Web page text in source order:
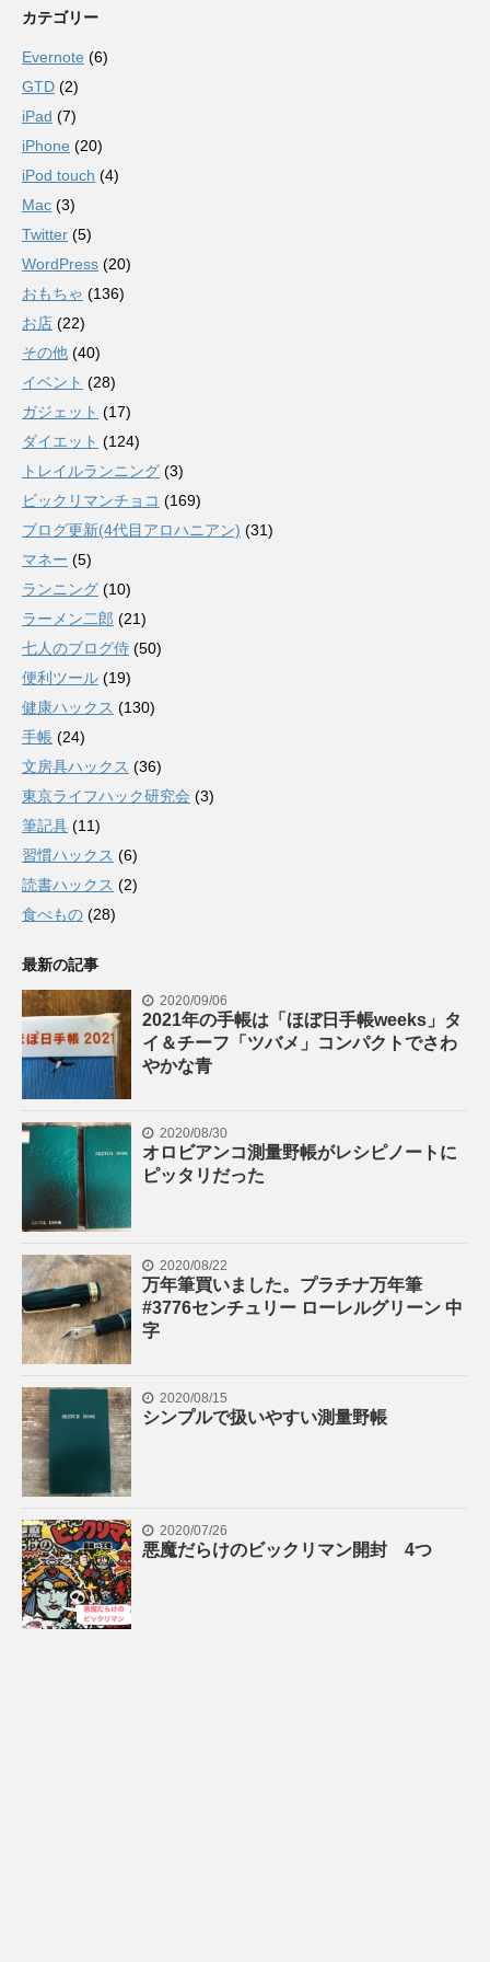
カテゴリー
Evernote (6)
GTD (2)
iPad (7)
iPhone (20)
iPod touch (4)
Mac (3)
Twitter (5)
WordPress (20)
おもちゃ (136)
お店 (22)
その他 (40)
イベント (28)
ガジェット (17)
ダイエット (124)
トレイルランニング (3)
ビックリマンチョコ (169)
ブログ更新(4代目アロハニアン) (31)
マネー (5)
ランニング (10)
ラーメン二郎 (21)
七人のブログ侍 (50)
便利ツール (19)
健康ハックス (130)
手帳 (24)
文房具ハックス (36)
東京ライフハック研究会 (3)
筆記具 (11)
習慣ハックス (6)
読書ハックス (2)
食べもの (28)
最新の記事
2020/09/06
2021年の手帳は「ほぼ日手帳weeks」タ
イ＆チーフ「ツバメ」コンパクトでさわ
やかな青
2020/08/30
オロビアンコ測量野帳がレシピノートに
ピッタリだった
2020/08/22
万年筆買いました。プラチナ万年筆
#3776センチュリー ローレルグリーン 中
字
2020/08/15
シンプルで扱いやすい測量野帳
2020/07/26
悪魔だらけのビックリマン開封 4つ